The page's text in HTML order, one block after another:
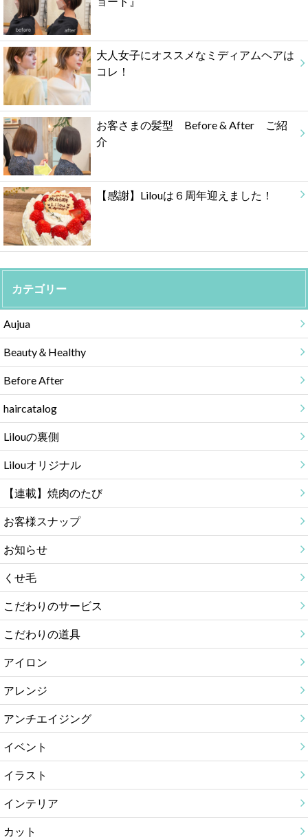
大人女子にオススメなミディアムヘアは
コレ！
お客さまの髪型 Before & After ご紹
介
【感謝】Lilouは６周年迎えました！
カテゴリー
Aujua
Beauty＆Healthy
Before After
haircatalog
Lilouの裏側
Lilouオリジナル
【連載】焼肉のたび
お客様スナップ
お知らせ
くせ毛
こだわりのサービス
こだわりの道具
アイロン
アレンジ
アンチエイジング
イベント
イラスト
インテリア
カット